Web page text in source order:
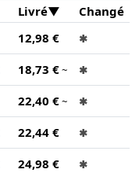
Livré
Changé
12,98 € ✱
18,73 €~ ✱
22,40 €~ ✱
22,44 € ✱
24,98 € ✱